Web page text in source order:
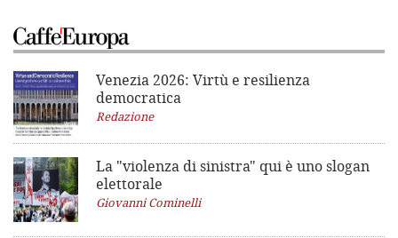
Venezia 2026: Virtù e resilienza
democratica
Redazione
La "violenza di sinistra" qui è uno slogan
elettorale
Giovanni Cominelli